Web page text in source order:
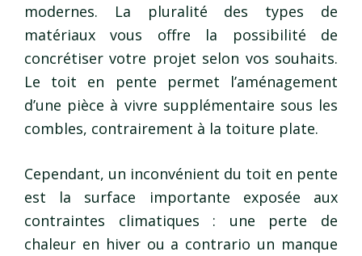
modernes. La pluralité des types de
matériaux vous offre la possibilité de
concrétiser votre projet selon vos souhaits.
Le toit en pente permet l’aménagement
d’une pièce à vivre supplémentaire sous les
combles, contrairement à la toiture plate.
Cependant, un inconvénient du toit en pente
est la surface importante exposée aux
contraintes climatiques : une perte de
chaleur en hiver ou a contrario un manque